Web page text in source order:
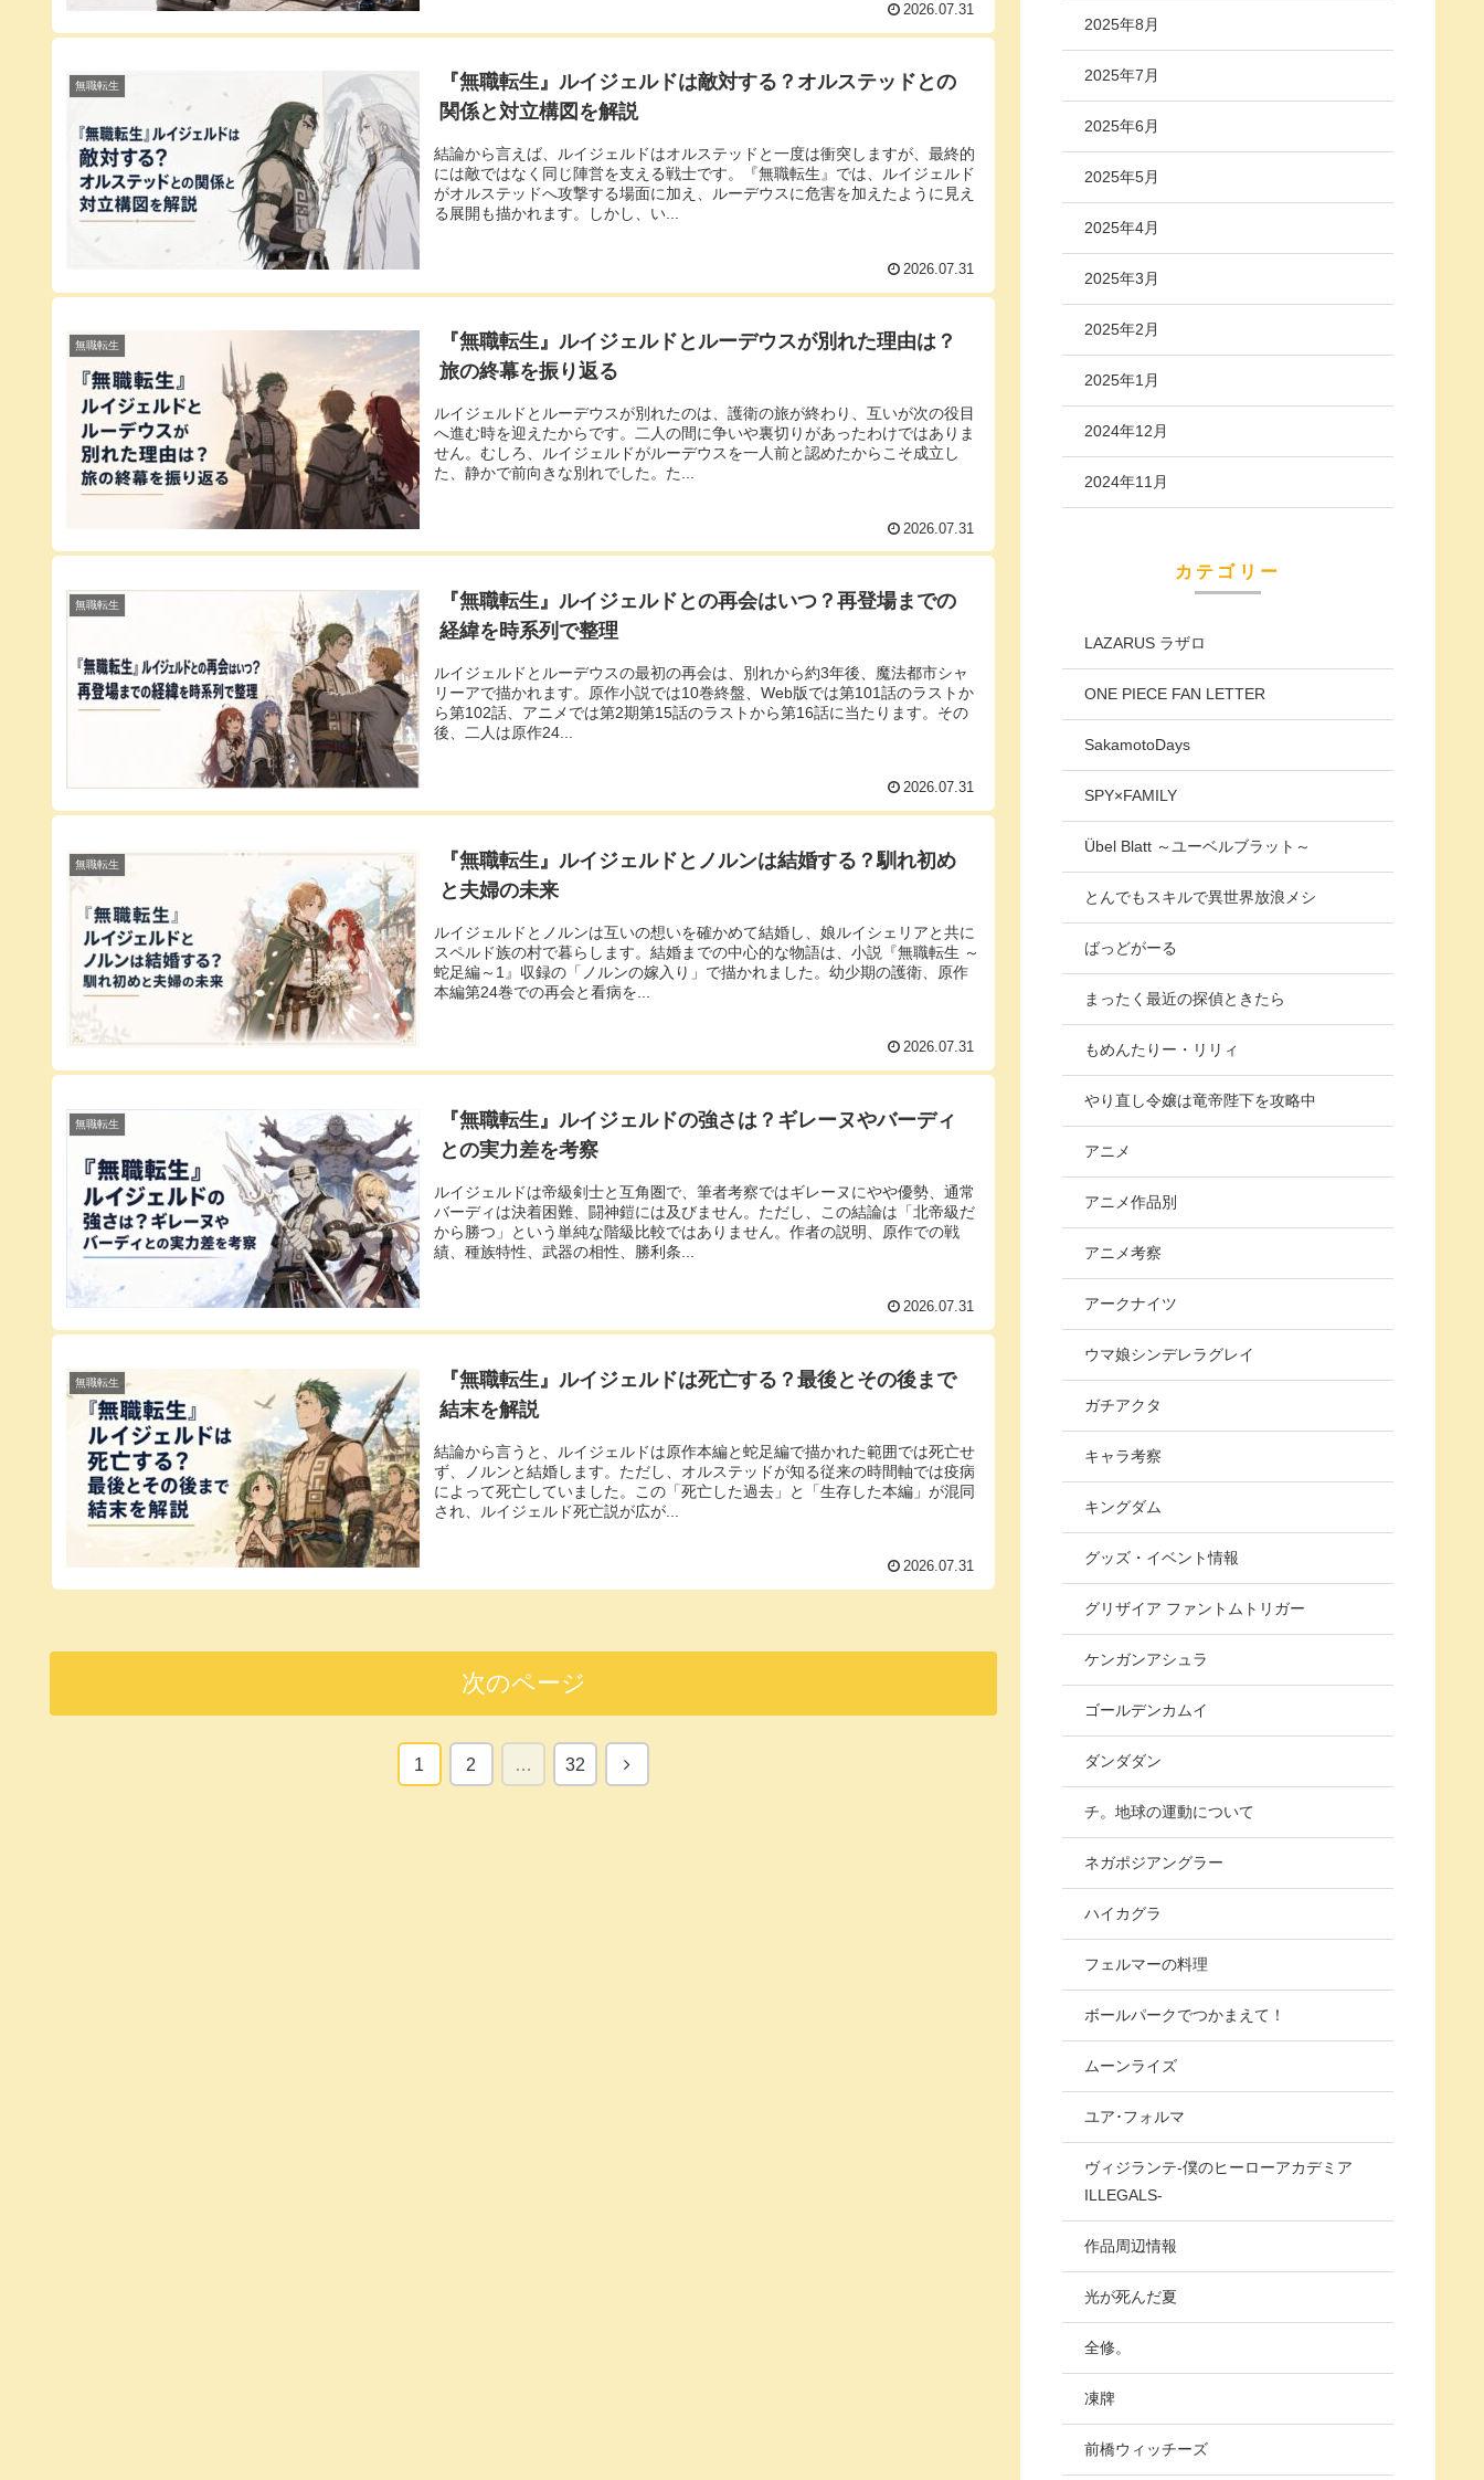
2026.07.31
無職転生
『無職転生』ルイジェルドは敵対する？オルステッドとの
関係と対立構図を解説
結論から言えば、ルイジェルドはオルステッドと一度は衝突しますが、最終的
には敵ではなく同じ陣営を支える戦士です。『無職転生』では、ルイジェルド
がオルステッドへ攻撃する場面に加え、ルーデウスに危害を加えたように見え
る展開も描かれます。しかし、い...
2026.07.31
無職転生
『無職転生』ルイジェルドとルーデウスが別れた理由は？
旅の終幕を振り返る
ルイジェルドとルーデウスが別れたのは、護衛の旅が終わり、互いが次の役目
へ進む時を迎えたからです。二人の間に争いや裏切りがあったわけではありま
せん。むしろ、ルイジェルドがルーデウスを一人前と認めたからこそ成立し
た、静かで前向きな別れでした。た...
2026.07.31
無職転生
『無職転生』ルイジェルドとの再会はいつ？再登場までの
経緯を時系列で整理
ルイジェルドとルーデウスの最初の再会は、別れから約3年後、魔法都市シャ
リーアで描かれます。原作小説では10巻終盤、Web版では第101話のラストか
ら第102話、アニメでは第2期第15話のラストから第16話に当たります。その
後、二人は原作24...
2026.07.31
無職転生
『無職転生』ルイジェルドとノルンは結婚する？馴れ初め
と夫婦の未来
ルイジェルドとノルンは互いの想いを確かめて結婚し、娘ルイシェリアと共に
スペルド族の村で暮らします。結婚までの中心的な物語は、小説『無職転生 ～
蛇足編～1』収録の「ノルンの嫁入り」で描かれました。幼少期の護衛、原作
本編第24巻での再会と看病を...
2026.07.31
無職転生
『無職転生』ルイジェルドの強さは？ギレーヌやバーディ
との実力差を考察
ルイジェルドは帝級剣士と互角圏で、筆者考察ではギレーヌにやや優勢、通常
バーディは決着困難、闘神鎧には及びません。ただし、この結論は「北帝級だ
から勝つ」という単純な階級比較ではありません。作者の説明、原作での戦
績、種族特性、武器の相性、勝利条...
2026.07.31
無職転生
『無職転生』ルイジェルドは死亡する？最後とその後まで
結末を解説
結論から言うと、ルイジェルドは原作本編と蛇足編で描かれた範囲では死亡せ
ず、ノルンと結婚します。ただし、オルステッドが知る従来の時間軸では疫病
によって死亡していました。この「死亡した過去」と「生存した本編」が混同
され、ルイジェルド死亡説が広が...
2026.07.31
次のページ
1 2 … 32 次
2025年8月
2025年7月
2025年6月
2025年5月
2025年4月
2025年3月
2025年2月
2025年1月
2024年12月
2024年11月
カテゴリー
LAZARUS ラザロ
ONE PIECE FAN LETTER
SakamotoDays
SPY×FAMILY
Übel Blatt ～ユーベルブラット～
とんでもスキルで異世界放浪メシ
ばっどがーる
まったく最近の探偵ときたら
もめんたりー・リリィ
やり直し令嬢は竜帝陛下を攻略中
アニメ
アニメ作品別
アニメ考察
アークナイツ
ウマ娘シンデレラグレイ
ガチアクタ
キャラ考察
キングダム
グッズ・イベント情報
グリザイア ファントムトリガー
ケンガンアシュラ
ゴールデンカムイ
ダンダダン
チ。地球の運動について
ネガポジアングラー
ハイカグラ
フェルマーの料理
ボールパークでつかまえて！
ムーンライズ
ユア･フォルマ
ヴィジランテ-僕のヒーローアカデミア
ILLEGALS-
作品周辺情報
光が死んだ夏
全修。
凍牌
前橋ウィッチーズ